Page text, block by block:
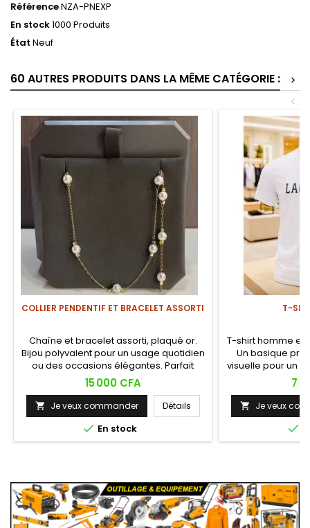
RéférenceNZA-PNEXP
En stock1000 Produits
État Neuf
60 AUTRES PRODUITS DANS LA MÊME CATÉGORIE :
>
<
COLLIER PENDENTIF ET BRACELET ASSORTI
Chaîne et bracelet assorti, plaqué or.
Bijou polyvalent pour un usage quotidien
ou des occasions élégantes. Parfait
comme cadeau pour une occasion
spéciale !
Prix
15 000 CFA
 Je veux commander Détails
 En stock
T-
T-shirt homme
Un basique
visuelle pour un
Prix
7
 Je veux
